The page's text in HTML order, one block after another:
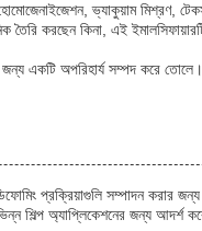
ভ্যাকুয়াম মিশ্রণ,
তৈরি করছেন কিনা, এই
জন্য একটি অপরিহার্য সম্পদ করে
প্রক্রিয়াগুলি সম্পাদন করার
শিল্প অ্যাপ্লিকেশনের জন্য